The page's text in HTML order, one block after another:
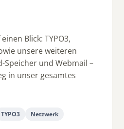
Blick: TYPO3,
unsere weiteren
Speicher und Webmail –
in unser gesamtes
TYPO3 Netzwerk